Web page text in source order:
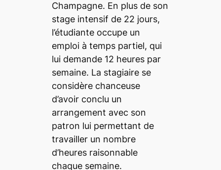
Champagne. En plus de son
stage intensif de 22 jours,
l’étudiante occupe un
emploi à temps partiel, qui
lui demande 12 heures par
semaine. La stagiaire se
considère chanceuse
d’avoir conclu un
arrangement avec son
patron lui permettant de
travailler un nombre
d’heures raisonnable
chaque semaine.